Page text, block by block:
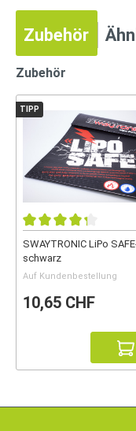
Zubehör
Zubehör
TIPP
SWAYTRONIC LiPo
schwarz
Auf Kundenbestellung
10,65 CHF